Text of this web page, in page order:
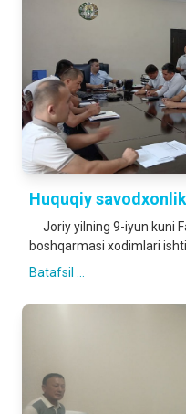
Huquqiy
Joriy yilning 9-iyun kuni
boshqarmasi xodimlari
Batafsil ...